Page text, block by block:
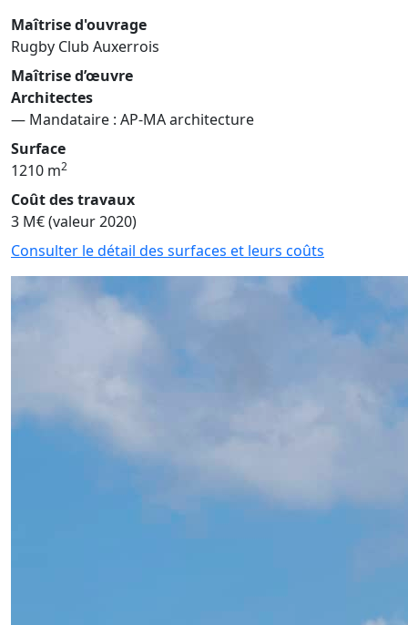
Maîtrise d'ouvrage
Rugby Club Auxerrois
Maîtrise d’œuvre
Architectes
— Mandataire : AP-MA architecture
Surface
1210 m2
Coût des travaux
3 M€ (valeur 2020)
Consulter le détail des surfaces et leurs coûts